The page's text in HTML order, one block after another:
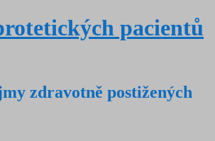
pacientů
zdravotně postižených